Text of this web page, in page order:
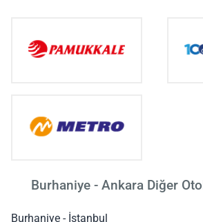
Burhaniye - Ankara Diğer
Burhaniye - İstanbul